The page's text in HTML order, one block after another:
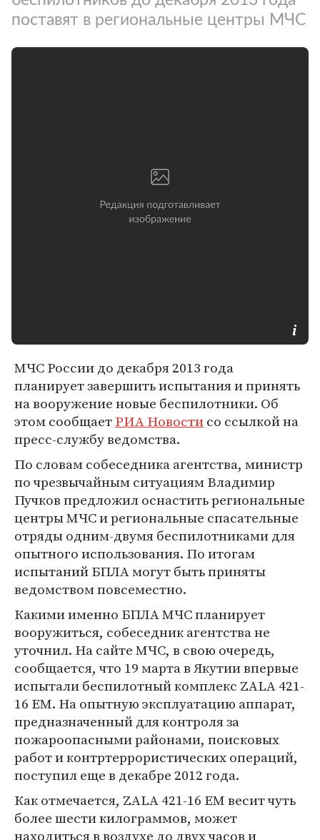
поставят в региональные центры МЧС
МЧС России до декабря 2013 года
планирует завершить испытания и принять
на вооружение новые беспилотники. Об
этом сообщаетРИА Новостисо ссылкой на
пресс-службу ведомства.
По словам собеседника агентства, министр
по чрезвычайным ситуациям Владимир
Пучков предложил оснастить региональные
центры МЧС и региональные спасательные
отряды одним-двумя беспилотниками для
опытного использования. По итогам
испытаний БПЛА могут быть приняты
ведомством повсеместно.
Какими именно БПЛА МЧС планирует
вооружиться, собеседник агентства не
уточнил. На сайте МЧС, в свою очередь,
сообщается, что 19 марта в Якутии впервые
испытали беспилотный комплекс ZALA 421-
16 ЕМ. На опытную эксплуатацию аппарат,
предназначенный для контроля за
пожароопасными районами, поисковых
работ и контртеррористических операций,
поступил еще в декабре 2012 года.
Как отмечается, ZALA 421-16 ЕМ весит чуть
более шести килограммов, может
находиться в воздухе до двух часов и